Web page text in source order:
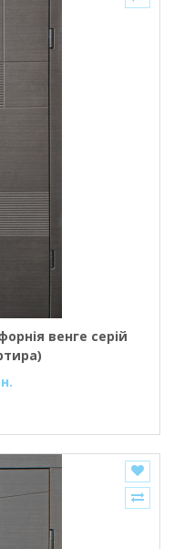
венге серій